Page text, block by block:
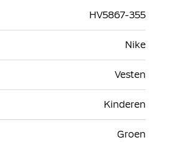
HV5867-355
Nike
Vesten
Kinderen
Groen